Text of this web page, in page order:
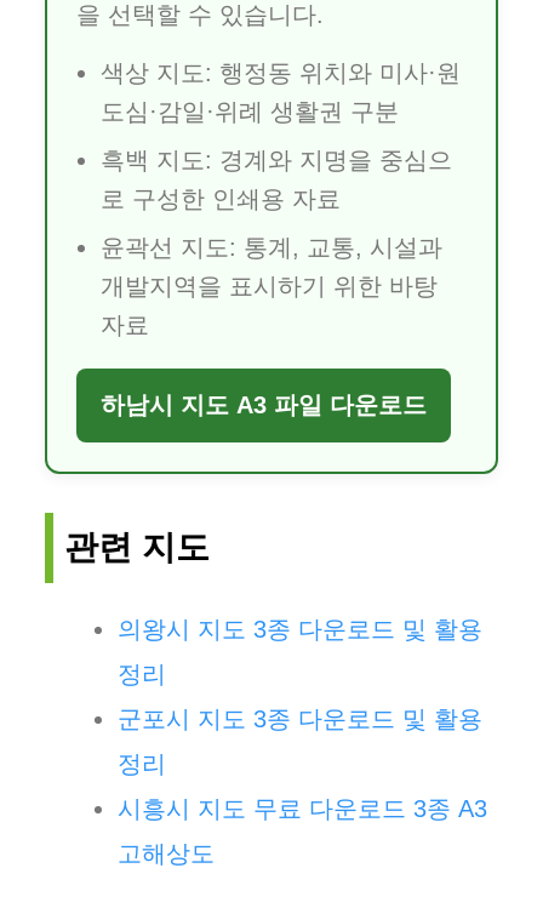
을 선택할 수 있습니다.
색상 지도: 행정동 위치와 미사·원
도심·감일·위례 생활권 구분
흑백 지도: 경계와 지명을 중심으
로 구성한 인쇄용 자료
윤곽선 지도: 통계, 교통, 시설과
개발지역을 표시하기 위한 바탕
자료
하남시 지도 A3 파일 다운로드
관련 지도
의왕시 지도 3종 다운로드 및 활용
정리
군포시 지도 3종 다운로드 및 활용
정리
시흥시 지도 무료 다운로드 3종 A3
고해상도